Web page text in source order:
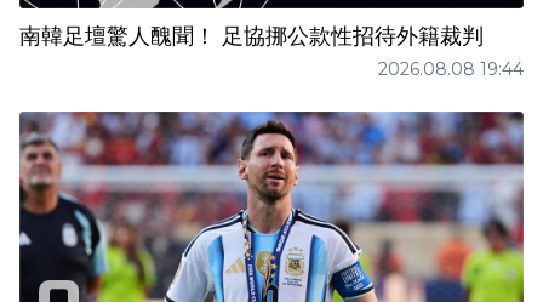
南韓足壇驚人醜聞！ 足協挪公款性招待外籍裁判
2026.08.08 19:44